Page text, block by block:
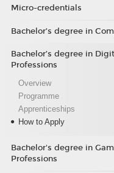
Micro-credentials
Bachelor’s degree in
Bachelor’s degree in
Professions
Overview
Programme
Apprenticeships
How to Apply
Bachelor's degree in
Professions